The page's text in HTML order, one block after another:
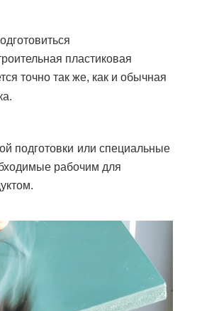
пластиковая
точно так же, как и обычная
подготовки или специальные
рабочим для